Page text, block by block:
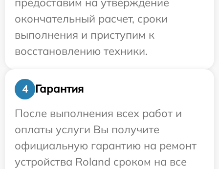
окончательный расчет, сроки
выполнения и приступим к
восстановлению техники.
4
Гарантия
После выполнения всех работ и
оплаты услуги Вы получите
официальную гарантию на ремонт
устройства Roland сроком на все